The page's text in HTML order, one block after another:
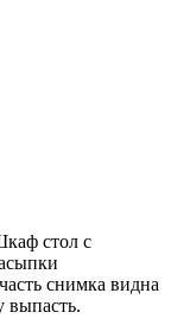
стол с
снимка видна
выпасть.